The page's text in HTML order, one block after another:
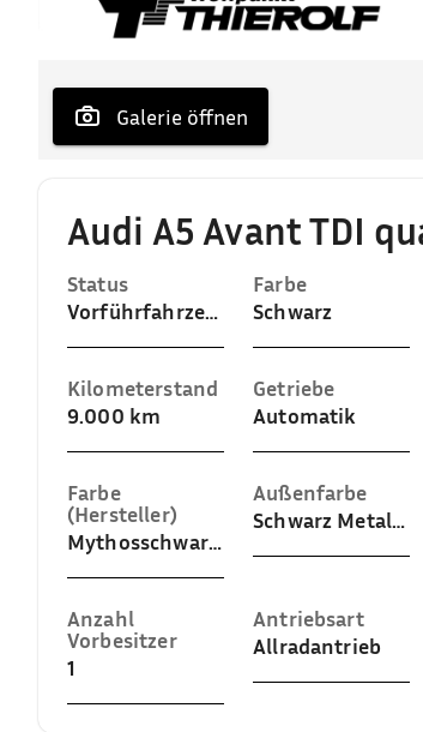
Galerie öffnen
Audi A5 Avant TDI
Status
Vorführfahrzeug
Farbe
Schwarz
Kilometerstand
9.000 km
Getriebe
Automatik
Farbe
(Hersteller)
Mythosschwarz Metallic
Außenfarbe
Schwarz Metallic (Mythosschwarz Metallic)
Anzahl
Vorbesitzer
1
Antriebsart
Allradantrieb